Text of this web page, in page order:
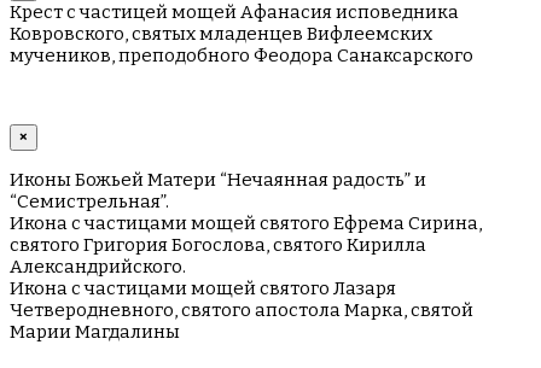
Крест с частицей мощей Афанасия исповедника
Ковровского, святых младенцев Вифлеемских
мучеников, преподобного Феодора Санаксарского
×
Иконы Божьей Матери “Нечаянная радость” и
“Семистрельная”.
Икона с частицами мощей святого Ефрема Сирина,
святого Григория Богослова, святого Кирилла
Александрийского.
Икона с частицами мощей святого Лазаря
Четверодневного, святого апостола Марка, святой
Марии Магдалины